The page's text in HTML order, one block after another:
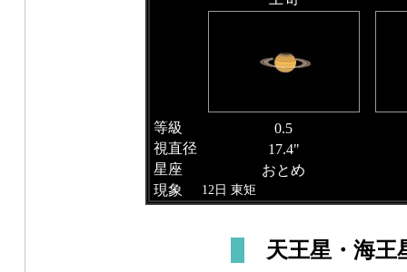
等級
0.5
視直径
17.4"
星座
おとめ
現象
12日 東矩
天王星・海王